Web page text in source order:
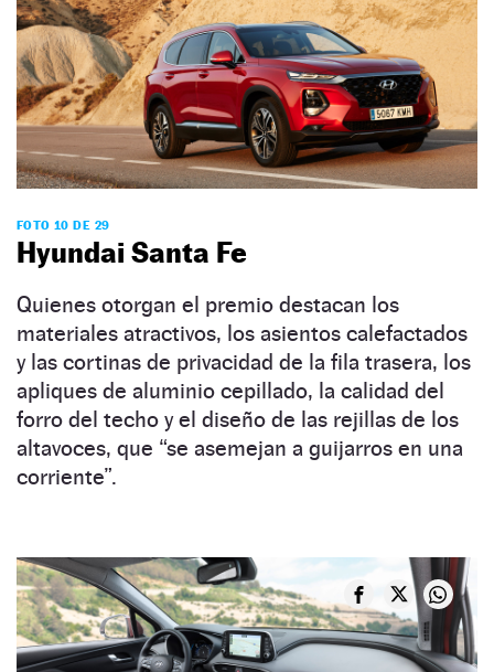
FOTO 10 DE 29
Hyundai Santa Fe
Quienes otorgan el premio destacan los
materiales atractivos, los asientos calefactados
y las cortinas de privacidad de la fila trasera, los
apliques de aluminio cepillado, la calidad del
forro del techo y el diseño de las rejillas de los
altavoces, que “se asemejan a guijarros en una
corriente”.